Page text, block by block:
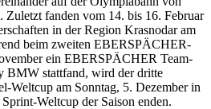
Zuletzt fanden vom 14. bis 16. Februar
in der Region Krasnodar am
beim zweiten EBERSPÄCHER-
ein EBERSPÄCHER Team-
BMW stattfand, wird der dritte
Weltcup am Sonntag, 5. Dezember in
Weltcup der Saison enden.